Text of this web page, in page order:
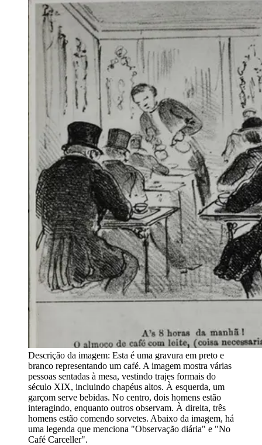
Descrição da imagem: Esta é uma gravura em preto e
branco representando um café. A imagem mostra várias
pessoas sentadas à mesa, vestindo trajes formais do
século XIX, incluindo chapéus altos. À esquerda, um
garçom serve bebidas. No centro, dois homens estão
interagindo, enquanto outros observam. À direita, três
homens estão comendo sorvetes. Abaixo da imagem, há
uma legenda que menciona "Observação diária" e "No
Café Carceller".